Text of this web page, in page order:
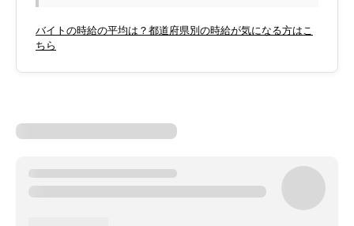
バイトの時給の平均は？都道府県別の時給が気になる方はこ
ちら